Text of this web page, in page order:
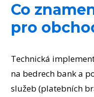
Co
pro
Technická
na bedrech bank a
služeb (platebních